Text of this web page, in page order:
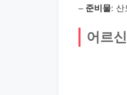
– 준비물: 산
어르